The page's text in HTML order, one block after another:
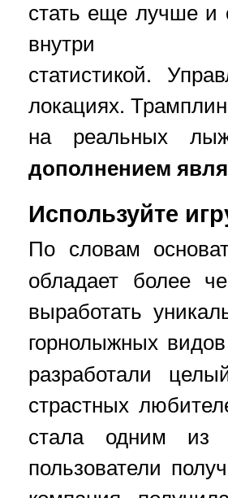
стать еще лучше и
внутри
статистикой.
локациях.
на реальных
дополнением
Используйте
По словам
обладает более
выработать
горнолыжных
разработали
страстных
стала одним из
пользователи